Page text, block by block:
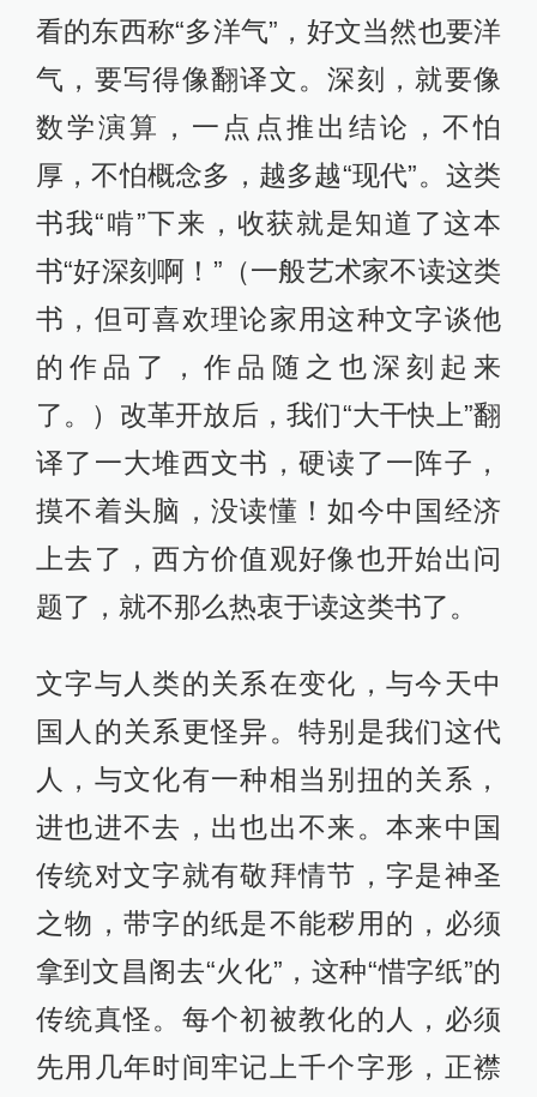
看的东西称“多洋气”，好文当然也要洋
气，要写得像翻译文。深刻，就要像
数学演算，一点点推出结论，不怕
厚，不怕概念多，越多越“现代”。这类
书我“啃”下来，收获就是知道了这本
书“好深刻啊！”（一般艺术家不读这类
书，但可喜欢理论家用这种文字谈他
的作品了，作品随之也深刻起来
了。）改革开放后，我们“大干快上”翻
译了一大堆西文书，硬读了一阵子，
摸不着头脑，没读懂！如今中国经济
上去了，西方价值观好像也开始出问
题了，就不那么热衷于读这类书了。
文字与人类的关系在变化，与今天中
国人的关系更怪异。特别是我们这代
人，与文化有一种相当别扭的关系，
进也进不去，出也出不来。本来中国
传统对文字就有敬拜情节，字是神圣
之物，带字的纸是不能秽用的，必须
拿到文昌阁去“火化”，这种“惜字纸”的
传统真怪。每个初被教化的人，必须
先用几年时间牢记上千个字形，正襟